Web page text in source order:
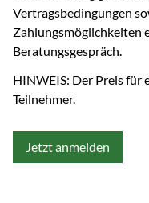
Vertragsbedingungen
Zahlungsmöglichkeiten
Beratungsgespräch.
HINWEIS: Der Preis für
Teilnehmer.
Jetzt anmelden